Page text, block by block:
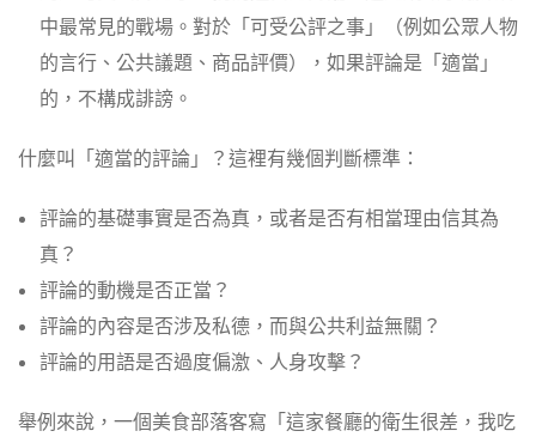
中最常見的戰場。對於「可受公評之事」（例如公眾人物
的言行、公共議題、商品評價），如果評論是「適當」
的，不構成誹謗。
什麼叫「適當的評論」？這裡有幾個判斷標準：
評論的基礎事實是否為真，或者是否有相當理由信其為
真？
評論的動機是否正當？
評論的內容是否涉及私德，而與公共利益無關？
評論的用語是否過度偏激、人身攻擊？
舉例來說，一個美食部落客寫「這家餐廳的衛生很差，我吃